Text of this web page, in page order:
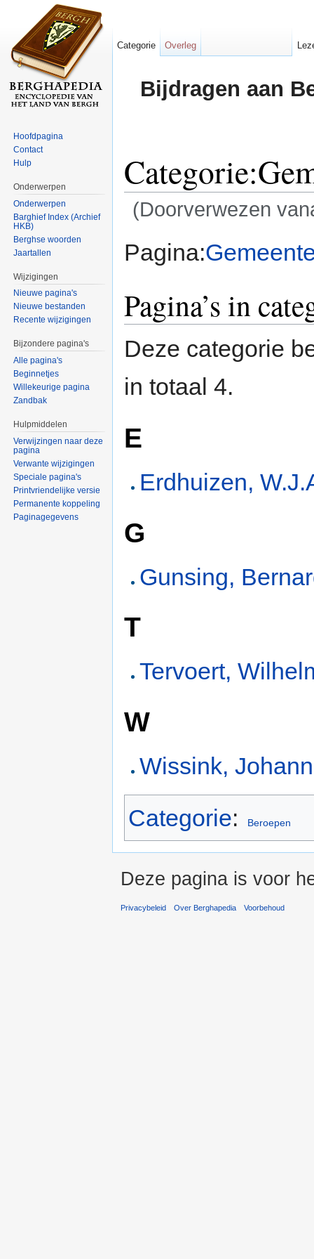
Bijdragen aan
(Doorverwezen
Pagina:
Pagina’s in
Deze categorie
in totaal 4.
E
Erdhuizen,
G
Gunsing,
T
Tervoert,
W
Wissink,
Categorie: Beroepen
Categorie Overleg
Hoofdpagina
Contact
Hulp
Onderwerpen
Onderwerpen
Barghief Index (Archief
HKB)
Berghse woorden
Jaartallen
Wijzigingen
Nieuwe pagina's
Nieuwe bestanden
Recente wijzigingen
Bijzondere pagina's
Alle pagina's
Beginnetjes
Willekeurige pagina
Zandbak
Hulpmiddelen
Verwijzingen naar deze
pagina
Verwante wijzigingen
Speciale pagina's
Printvriendelijke versie
Permanente koppeling
Paginagegevens
Deze pagina is voor
Privacybeleid Over Berghapedia Voorbehoud